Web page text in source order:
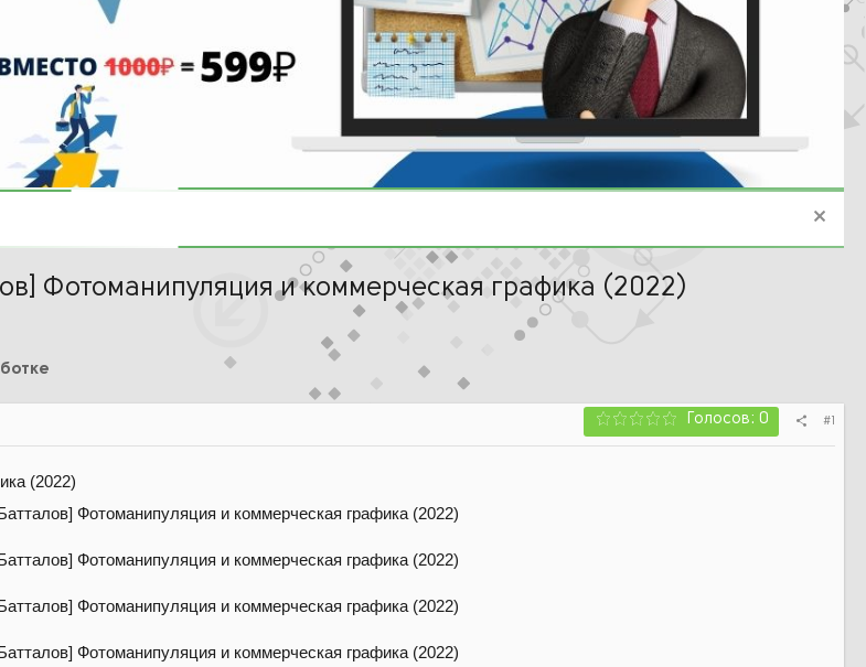
Фотоманипуляция и коммерческая графика (2022)
Голосов: 0 #1
(2022)